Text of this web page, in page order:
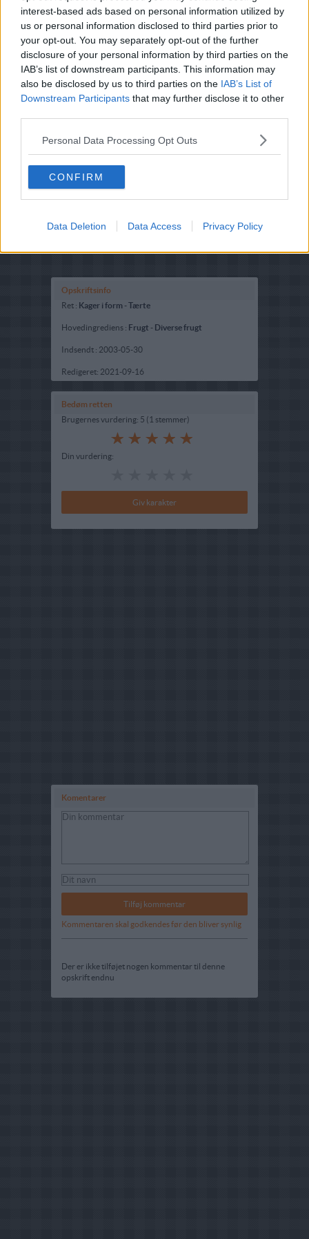
interest-based ads based on personal information utilized by
us or personal information disclosed to third parties prior to
your opt-out. You may separately opt-out of the further
disclosure of your personal information by third parties on the
IAB’s list of downstream participants. This information may
also be disclosed by us to third parties on the IAB’s List of
Downstream Participants that may further disclose it to other
Personal Data Processing Opt Outs
CONFIRM
Data Deletion Data Access Privacy Policy
smagt til med 1 tsk. vanillesukker.
Opskriftsinfo
Ret : Kager i form -Tærte
Hovedingrediens : Frugt - Diverse frugt
Indsendt : 2003-05-30
Redigeret: 2021-09-16
Bedøm retten
Brugernes vurdering: 5 (1 stemmer)
Din vurdering:
Komentarer
Kommentaren skal godkendes før den bliver synlig
Der er ikke tilføjet nogen kommentar til denne
opskrift endnu